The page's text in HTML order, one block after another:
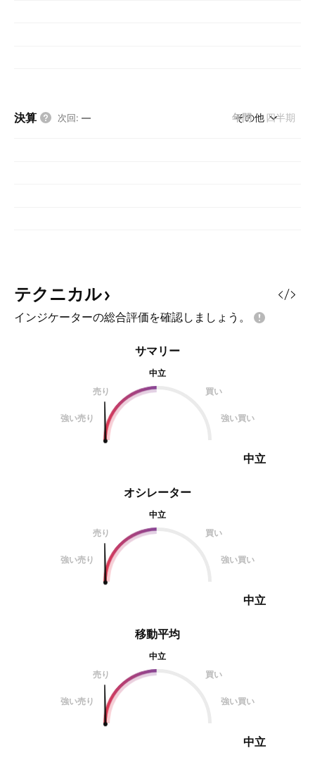
決算 次回: — 年間 四半期
その他
テクニカル
インジケーターの総合評価を確認しましょう。
オシレーター
中立
売り
買い
強い売り 強い買い
中立
サマリー
中立
売り
買い
強い売り 強い買い
中立
移動平均
中立
売り
買い
強い売り 強い買い
中立